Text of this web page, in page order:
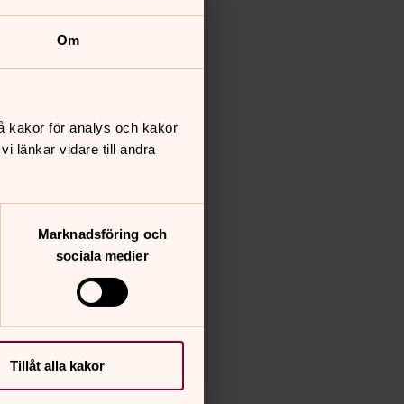
Om
kakor för analys och kakor
länkar vidare till andra
Marknadsföring och
sociala medier
Tillåt alla kakor